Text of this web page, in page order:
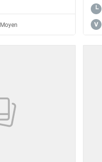
Moyen